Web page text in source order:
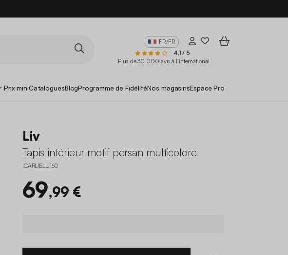
FR/FR
4,1 / 5
Plus de 30 000 avis à l’international
Prix miniCataloguesBlogProgramme de FidélitéNos magasinsEspace Pro
Liv
Tapis intérieur motif persan multicolore
ICARLIBLU160
69,99 €